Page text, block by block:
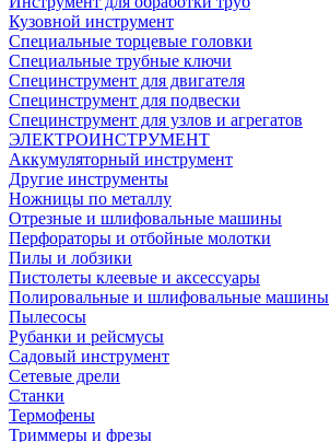
Кузовной инструмент
Специальные торцевые головки
Специальные трубные ключи
Специнструмент для двигателя
Специнструмент для подвески
Специнструмент для узлов и агрегатов
ЭЛЕКТРОИНСТРУМЕНТ
Аккумуляторный инструмент
Другие инструменты
Ножницы по металлу
Отрезные и шлифовальные машины
Перфораторы и отбойные молотки
Пилы и лобзики
Пистолеты клеевые и аксессуары
Полировальные и шлифовальные машины
Пылесосы
Рубанки и рейсмусы
Садовый инструмент
Сетевые дрели
Станки
Термофены
Триммеры и фрезы